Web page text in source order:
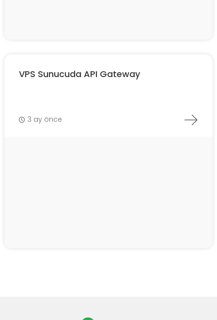
VPS Sunucuda API Gateway
3 ay önce